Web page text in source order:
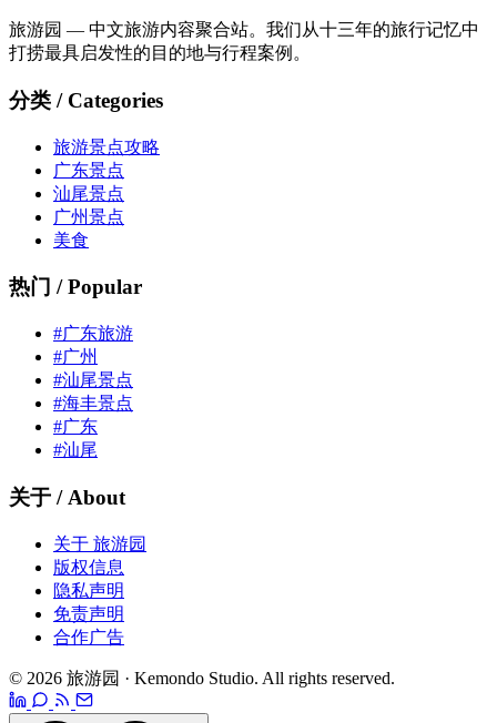
旅游园 — 中文旅游内容聚合站。我们从十三年的旅行记忆中
打捞最具启发性的目的地与行程案例。
分类 / Categories
旅游景点攻略
广东景点
汕尾景点
广州景点
美食
热门 / Popular
#广东旅游
#广州
#汕尾景点
#海丰景点
#广东
#汕尾
关于 / About
关于 旅游园
版权信息
隐私声明
免责声明
合作广告
© 2026 旅游园 · Kemondo Studio. All rights reserved.